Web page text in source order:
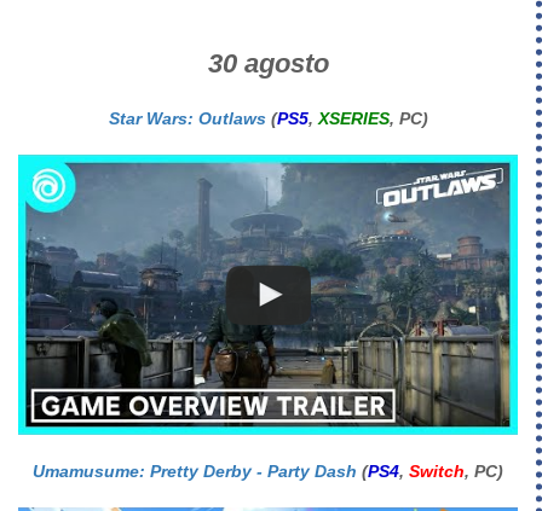
30 agosto
Star Wars: Outlaws(PS5, XSERIES, PC)
Umamusume: Pretty Derby - Party Dash (PS4, Switch, PC)